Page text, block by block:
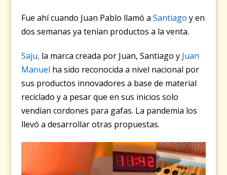
Fue ahí cuando Juan Pablo llamó aSantiago y en
dos semanas ya tenían productos a la venta.
Saju, la marca creada por Juan, Santiago y Juan
Manuel ha sido reconocida a nivel nacional por
sus productos innovadores a base de material
reciclado y a pesar que en sus inicios solo
vendían cordones para gafas. La pandemia los
llevó a desarrollar otras propuestas.